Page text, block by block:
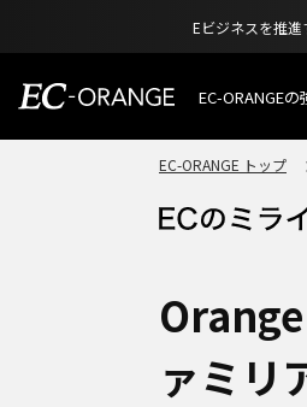
Eビジネスを推進
EC-ORANGEの
選ばれる理由
ECサイトの
機能一覧
外部サービス
インフラ環境
EC-ORANGE トップ
ァミリ